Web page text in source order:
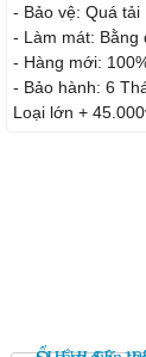
- Bảo vệ: Quá tải
- Làm mát: Bằng
- Hàng mới:
- Bảo hành: 6
Loại lớn +